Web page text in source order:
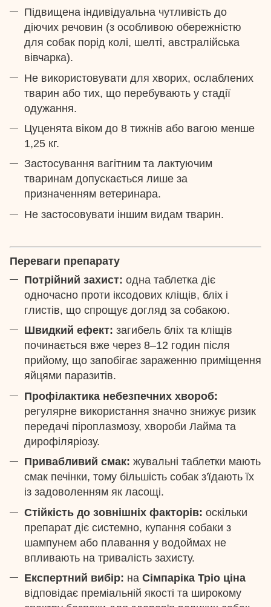
Підвищена індивідуальна чутливість до
діючих речовин (з особливою обережністю
для собак порід колі, шелті, австралійська
вівчарка).
Не використовувати для хворих, ослаблених
тварин або тих, що перебувають у стадії
одужання.
Цуценята віком до 8 тижнів або вагою менше
1,25 кг.
Застосування вагітним та лактуючим
тваринам допускається лише за
призначенням ветеринара.
Не застосовувати іншим видам тварин.
Переваги препарату
Потрійний захист: одна таблетка діє
одночасно проти іксодових кліщів, бліх і
глистів, що спрощує догляд за собакою.
Швидкий ефект: загибель бліх та кліщів
починається вже через 8–12 годин після
прийому, що запобігає зараженню приміщення
яйцями паразитів.
Профілактика небезпечних хвороб:
регулярне використання значно знижує ризик
передачі піроплазмозу, хвороби Лайма та
дирофіляріозу.
Привабливий смак: жувальні таблетки мають
смак печінки, тому більшість собак з'їдають їх
із задоволенням як ласощі.
Стійкість до зовнішніх факторів: оскільки
препарат діє системно, купання собаки з
шампунем або плавання у водоймах не
впливають на тривалість захисту.
Експертний вибір: на Сімпаріка Тріо ціна
відповідає преміальній якості та широкому